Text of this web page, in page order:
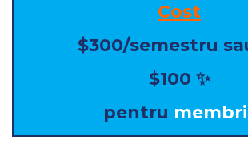
Cost
$300/semestru
$100 ✨
pentru membri